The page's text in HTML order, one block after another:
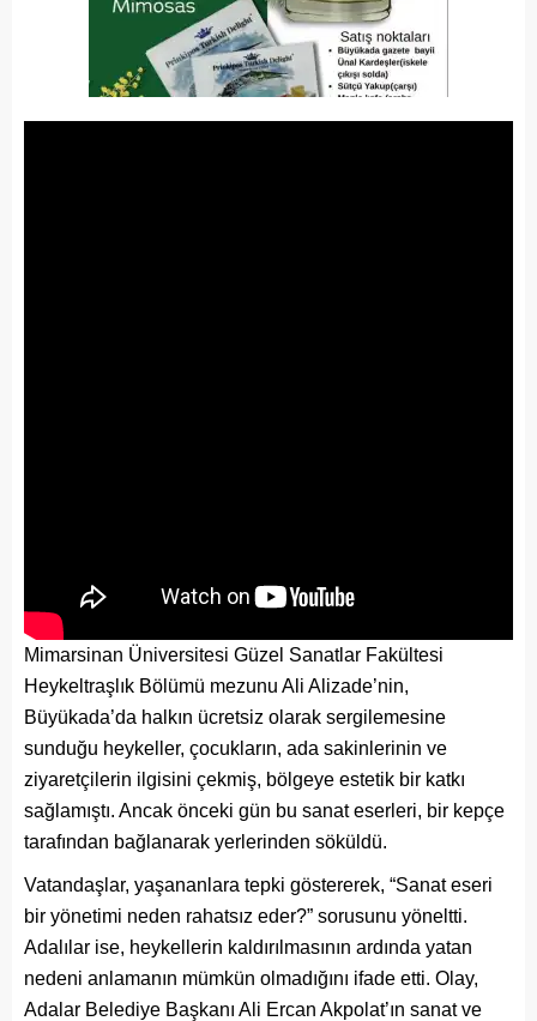
Mimarsinan Üniversitesi Güzel Sanatlar Fakültesi
Heykeltraşlık Bölümü mezunu Ali Alizade’nin,
Büyükada’da halkın ücretsiz olarak sergilemesine
sunduğu heykeller, çocukların, ada sakinlerinin ve
ziyaretçilerin ilgisini çekmiş, bölgeye estetik bir katkı
sağlamıştı. Ancak önceki gün bu sanat eserleri, bir kepçe
tarafından bağlanarak yerlerinden söküldü.
Vatandaşlar, yaşananlara tepki göstererek, “Sanat eseri
bir yönetimi neden rahatsız eder?” sorusunu yöneltti.
Adalılar ise, heykellerin kaldırılmasının ardında yatan
nedeni anlamanın mümkün olmadığını ifade etti. Olay,
Adalar Belediye Başkanı Ali Ercan Akpolat’ın sanat ve